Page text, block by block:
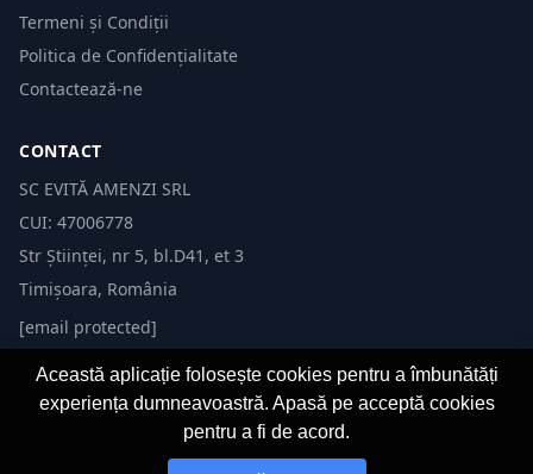
Termeni și Condiții
Politica de Confidențialitate
Contactează-ne
CONTACT
SC EVITĂ AMENZI SRL
CUI: 47006778
Str Științei, nr 5, bl.D41, et 3
Timișoara, România
[email protected]
© 2026 Evită Amenzi. Toate drepturile rezervate. Dezvoltat de
Această aplicație folosește cookies pentru a îmbunătăți
experiența dumneavoastră. Apasă pe acceptă cookies
pentru a fi de acord.